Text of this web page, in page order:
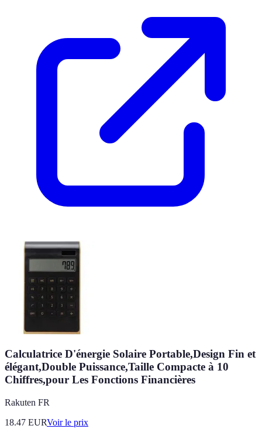
Calculatrice D'énergie Solaire Portable,Design Fin et
élégant,Double Puissance,Taille Compacte à 10
Chiffres,pour Les Fonctions Financières
Rakuten FR
18.47 EURVoir le prix